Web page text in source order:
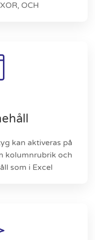
OCH
kan aktiveras på
kolumnrubrik och
som i Excel